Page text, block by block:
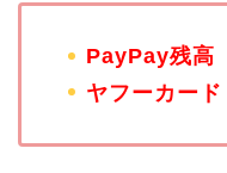
PayPay残高
ヤフーカード